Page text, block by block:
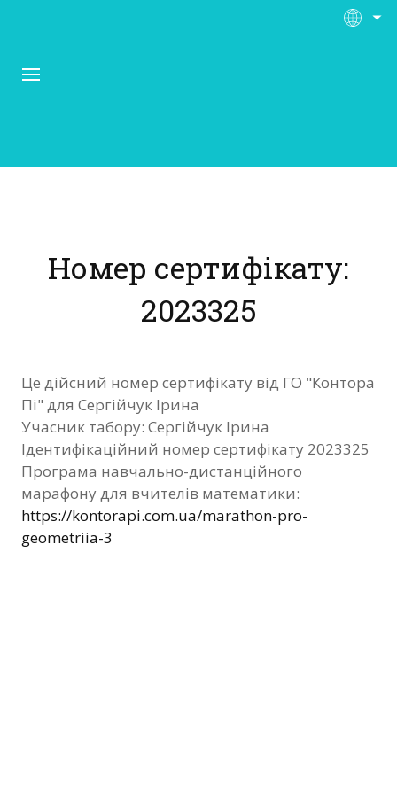
Матеріали
Нас підтримують
Фотозвіт
Видані сертифікати
Контакти
Номер сертифікату:
2023325
Це дійсний номер сертифікату від ГО "Контора
Пі" для Сергійчук Ірина
Учасник табору: Сергійчук Ірина
Ідентифікаційний номер сертифікату 2023325
Програма навчально-дистанційного
марафону для вчителів математики:
https://kontorapi.com.ua/marathon-pro-
geometriia-3